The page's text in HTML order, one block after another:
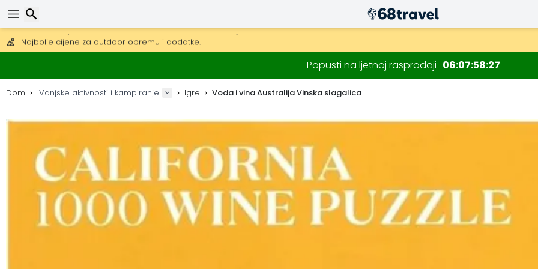
Mogućnost slanja DHL Expressom (dostava unutar 24 sata)
30 dana za povrat, 90 dana za drvene karte i dekoracije.
Najbolje cijene za outdoor opremu i dodatke.
Popusti na ljetnoj rasprodaji 06 07 58 25
Dom Vanjske aktivnosti i kampiranje Igre Voda i vina Australija Vinska slagalica